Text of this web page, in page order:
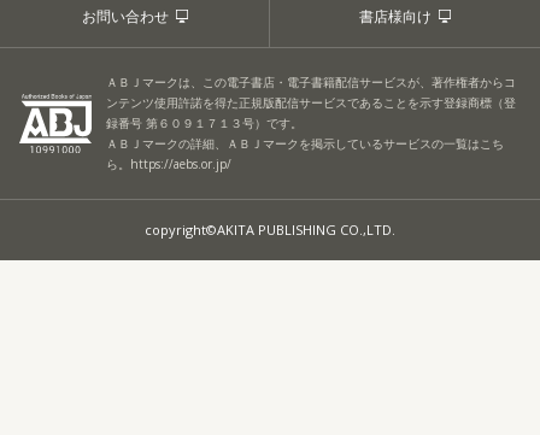
お問い合わせ 書店様向け
ＡＢＪマークは、この電子書店・電子書籍配信サービスが、著作権者からコ
ンテンツ使用許諾を得た正規版配信サービスであることを示す登録商標（登
録番号 第６０９１７１３号）です。
ＡＢＪマークの詳細、ＡＢＪマークを掲示しているサービスの一覧はこち
ら。 https://aebs.or.jp/
copyright©AKITA PUBLISHING CO.,LTD.